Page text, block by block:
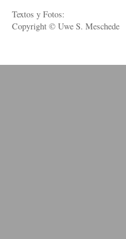
Textos y Fotos:
Copyright © Uwe S. Meschede